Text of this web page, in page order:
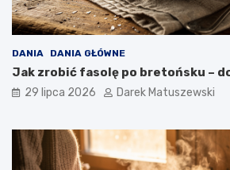
DANIA DANIA GŁÓWNE
Jak zrobić fasolę po bretońsku –
29 lipca 2026 Darek Matuszewski